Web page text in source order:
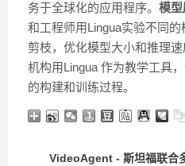
务于全球化的应用程序。 模
和工程师用Lingua实验不同的
剪枝，优化模型大小和推理速
机构用Lingua 作为教学工具
的构建和训练过程。
VideoAgent - 斯坦福联合